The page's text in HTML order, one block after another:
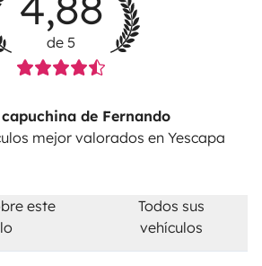
de 5
de Fernando
mejor valorados en Yescapa
este
Todos sus
vehículos